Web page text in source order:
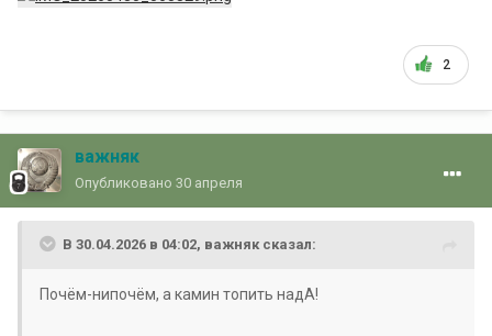
2
важняк
Опубликовано 30 апреля
В 30.04.2026 в 04:02, важняк сказал:
Почём-нипочём, а камин топить надА!